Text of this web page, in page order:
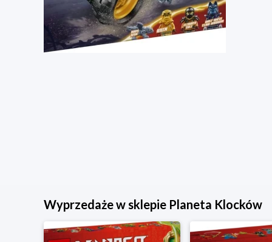
Wyprzedaże w sklepie Planeta Klocków